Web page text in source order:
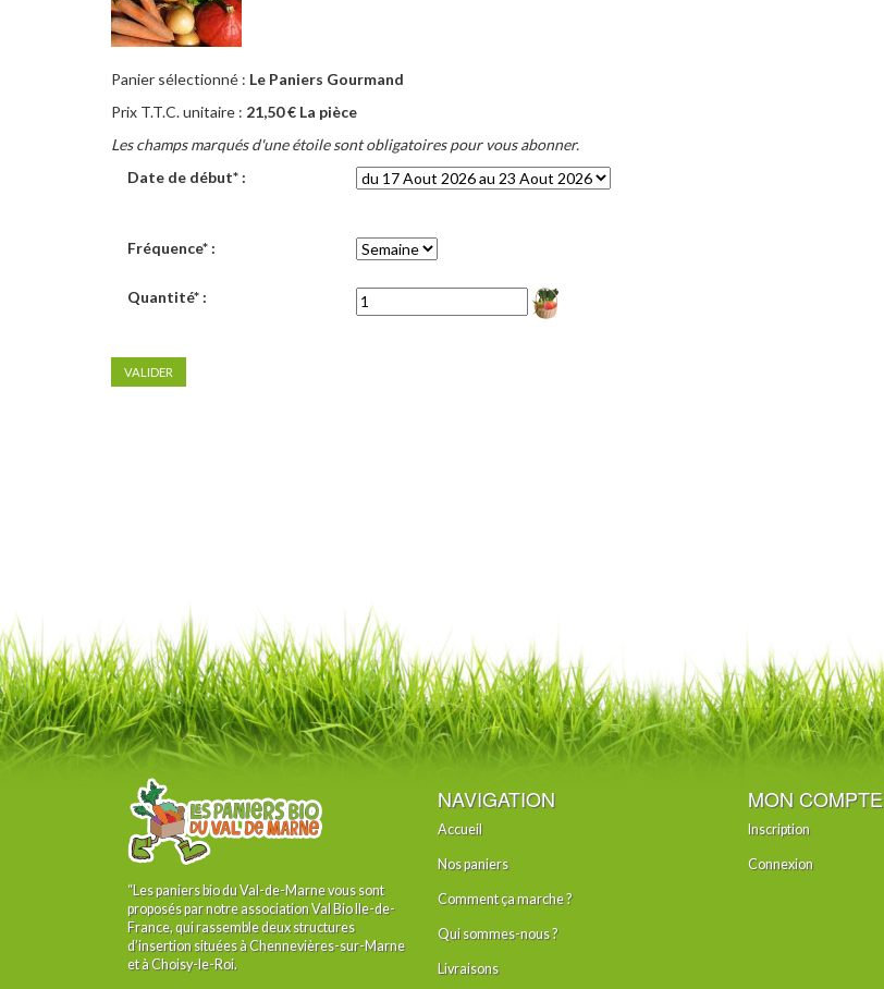
Panier sélectionné : Le Paniers Gourmand
Prix T.T.C. unitaire : 21,50 € La pièce
Les champs marqués d'une étoile sont obligatoires pour vous abonner.
Date de début* :
Fréquence* :
Quantité* :
“Les paniers bio du Val-de-Marne vous sont
proposés par notre association Val Bio Ile-de-
France, qui rassemble deux structures
d’insertion situées à Chennevières-sur-Marne
et à Choisy-le-Roi.
NAVIGATION
Accueil
Nos paniers
Comment ça marche ?
Qui sommes-nous ?
Livraisons
MON COMPTE
Inscription
Connexion